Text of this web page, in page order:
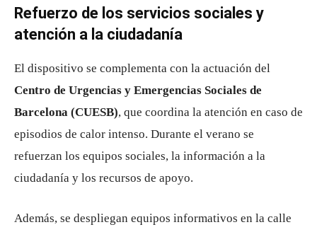
Refuerzo de los servicios sociales y
atención a la ciudadanía
El dispositivo se complementa con la actuación del
Centro de Urgencias y Emergencias Sociales de
Barcelona (CUESB), que coordina la atención en caso de
episodios de calor intenso. Durante el verano se
refuerzan los equipos sociales, la información a la
ciudadanía y los recursos de apoyo.
Además, se despliegan equipos informativos en la calle